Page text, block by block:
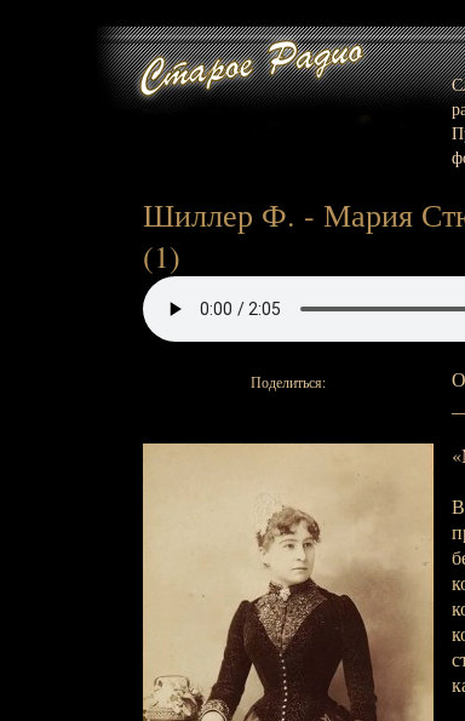
Шиллер Ф. - Мария
(1)
Поделиться: